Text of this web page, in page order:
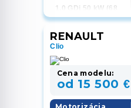
1.0 GDi 50 kW (68
k) 5 AMT
RENAULT
Clio
Cena modelu:
od 15 500 €